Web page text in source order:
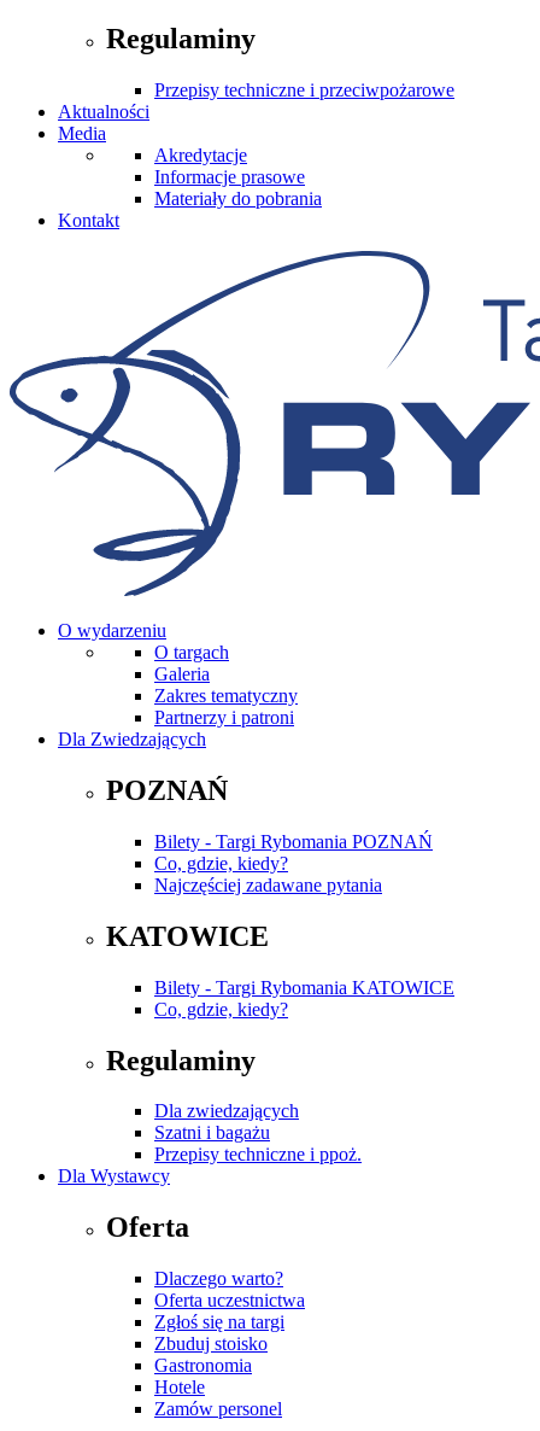
Regulaminy
Przepisy techniczne i przeciwpożarowe
Aktualności
Media
Akredytacje
Informacje prasowe
Materiały do pobrania
Kontakt
O wydarzeniu
O targach
Galeria
Zakres tematyczny
Partnerzy i patroni
Dla Zwiedzających
POZNAŃ
Bilety - Targi Rybomania POZNAŃ
Co, gdzie, kiedy?
Najczęściej zadawane pytania
KATOWICE
Bilety - Targi Rybomania KATOWICE
Co, gdzie, kiedy?
Regulaminy
Dla zwiedzających
Szatni i bagażu
Przepisy techniczne i ppoż.
Dla Wystawcy
Oferta
Dlaczego warto?
Oferta uczestnictwa
Zgłoś się na targi
Zbuduj stoisko
Gastronomia
Hotele
Zamów personel